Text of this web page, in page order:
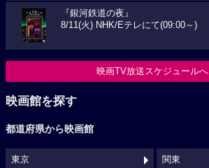
『銀河鉄道の夜』
8/11(火) NHK/Eテレにて(09:00～)
映画TV放送スケジュールへ
映画館を探す
都道府県から映画館
東京 関東